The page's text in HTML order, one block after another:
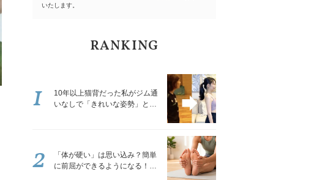
いたします。
RANKING
10年以上猫背だった私がジム通
いなしで「きれいな姿勢」と褒
1
「体が硬い」は思い込み？簡単
に前屈ができるようになる！腿
2